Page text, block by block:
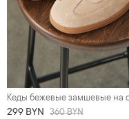
299 BYN 360 BYN